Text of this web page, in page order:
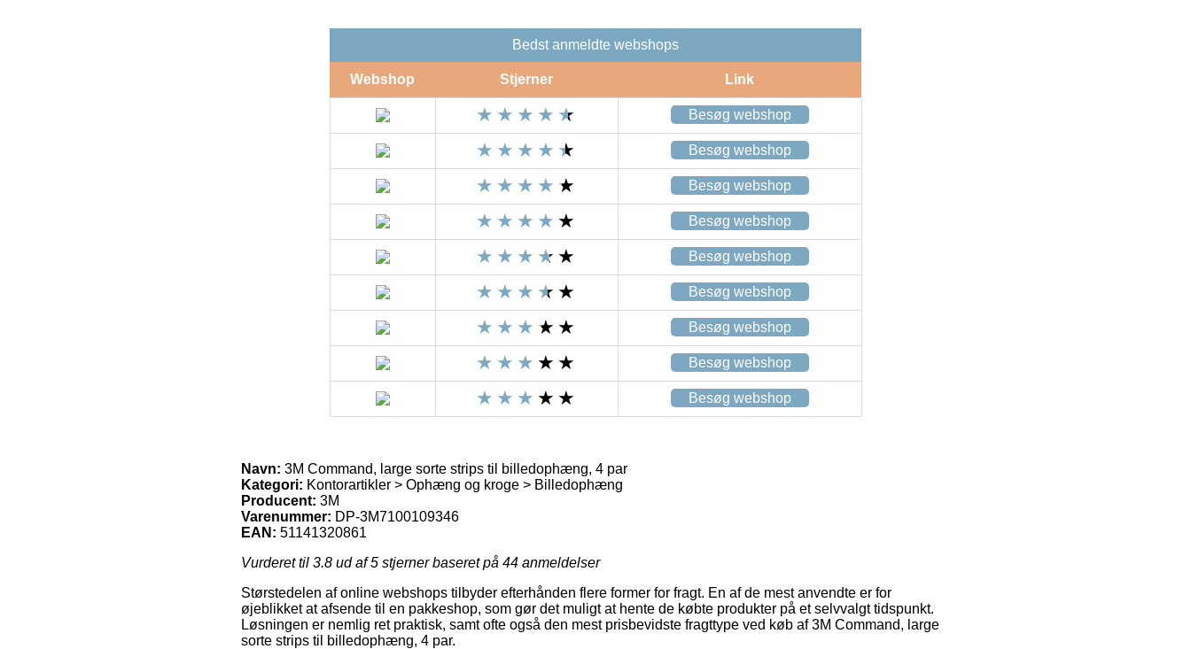
Bedst anmeldte webshops
Webshop Stjerner Link
Besøg webshop
Besøg webshop
Besøg webshop
Besøg webshop
Besøg webshop
Besøg webshop
Besøg webshop
Besøg webshop
Besøg webshop
Navn: 3M Command, large sorte strips til billedophæng, 4 par
Kategori: Kontorartikler > Ophæng og kroge > Billedophæng
Producent: 3M
Varenummer: DP-3M7100109346
EAN: 51141320861
Vurderet til 3.8 ud af 5 stjerner baseret på 44 anmeldelser
Størstedelen af online webshops tilbyder efterhånden flere former for fragt. En af de mest anvendte er for
øjeblikket at afsende til en pakkeshop, som gør det muligt at hente de købte produkter på et selvvalgt tidspunkt.
Løsningen er nemlig ret praktisk, samt ofte også den mest prisbevidste fragttype ved køb af 3M Command, large
sorte strips til billedophæng, 4 par.